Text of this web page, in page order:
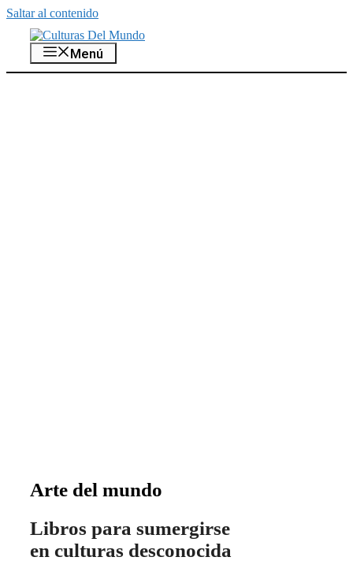
Saltar al contenido
Menú
Arte del mundo
Libros para sumergirse
en culturas desconocida